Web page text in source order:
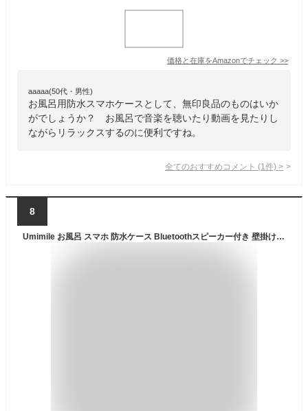
価格と在庫をAmazonでチェック >>
aaaaa(50代・男性)
お風呂用防水スマホケースとして、無印良品のものはいか
がでしょうか？ お風呂で音楽を聴いたり動画を見たりし
ながらリラックスするのに便利ですね。
全てのおすすめコメント (1 件) >
8
Umimile お風呂 スマホ 防水ケース Bluetoothスピーカー付き 壁掛け＆マグネット 充電式 タッチ 顔認証 IPX5防水 角度調整 伸縮可能 16cm以内スマホ対応 PET素材 浴室/お風呂